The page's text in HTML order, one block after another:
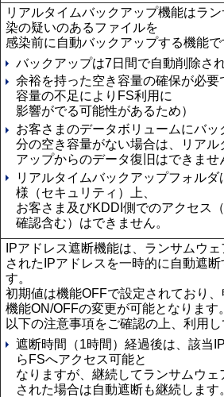
リアルタイムバックアップ機能はラ
染の疑いのあるファイルを
感染前に自動バックアップする機能
バックアップは7日間で自動削除さ
余裕を持った空き容量の確保が必要
容量の不足によりFS利用に
影響がでる可能性があるため）
お客さまのデータボリュームにバッ
分の空き容量がない場合は、リアル
アップからのデータ復旧はできませ
リアルタイムバックアップフォルダ
様（セキュリティ）上、
お客さま及びKDDI側でのアクセス
確認含む）はできません。
IPアドレス遮断機能は、ランサムウ
されたIPアドレスを一時的に自動遮
す。
初期値は機能OFFで設定されており
機能ON/OFFの変更が可能となります
以下の注意事項をご確認の上、利用
遮断時間（1時間）経過後は、該当
らFSへアクセス可能と
なりますが、継続してランサムウェ
された場合は自動遮断も継続します